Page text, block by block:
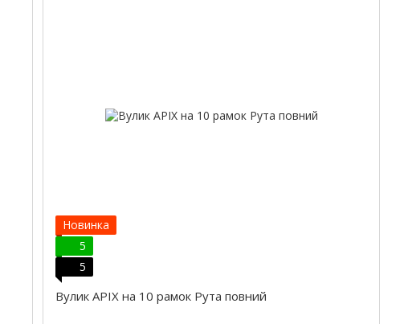
Новинка
5
5
Вулик APIX на 10 рамок Рута повний